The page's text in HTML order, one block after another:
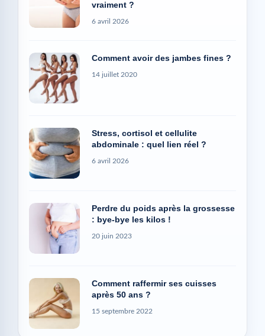
vraiment ?
6 avril 2026
Comment avoir des jambes fines ?
14 juillet 2020
Stress, cortisol et cellulite
abdominale : quel lien réel ?
6 avril 2026
Perdre du poids après la grossesse
: bye-bye les kilos !
20 juin 2023
Comment raffermir ses cuisses
après 50 ans ?
15 septembre 2022